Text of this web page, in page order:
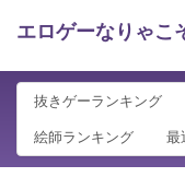
エロゲーなりゃこ
抜きゲーランキング
絵師ランキング 最